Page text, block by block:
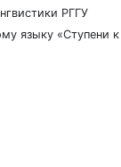
РГГУ
языку «Ступени к